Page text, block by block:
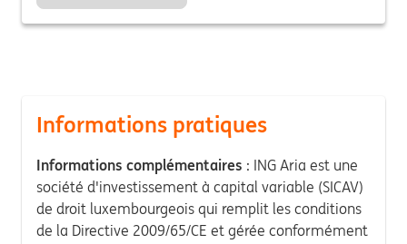
Informations pratiques
Informations complémentaires : ING Aria est une
société d'investissement à capital variable (SICAV)
de droit luxembourgeois qui remplit les conditions
de la Directive 2009/65/CE et gérée conformément